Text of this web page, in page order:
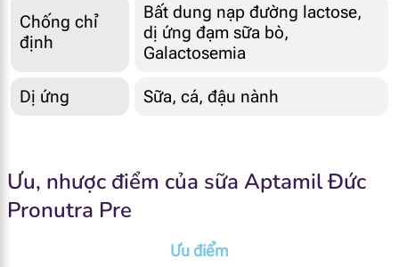
Chống chỉ
định
Bất dung nạp đường lactose,
dị ứng đạm sữa bò,
Galactosemia
Dị ứng Sữa, cá, đậu nành
Ưu, nhược điểm của sữa Aptamil Đức
Pronutra Pre
Ưu điểm